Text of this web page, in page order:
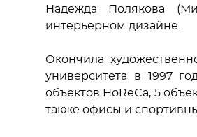
Надежда Полякова
интерьерном дизайне.
Окончила
университета в 1997
объектов HoReCa, 5
также офисы и